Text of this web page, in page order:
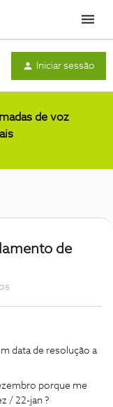
Menu
Iniciar sessão
de voz
de
data de resolução a
porque me
/ 22-jan ?